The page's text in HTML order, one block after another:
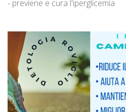
- previene e cura l'iperglicemia